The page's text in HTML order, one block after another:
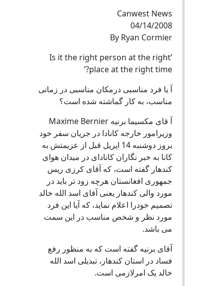
Canwest News
04/14/2008
By Ryan Cormier
’Is it the right person at the right
place at the right time?’
آ یا فرد مناسبی درمکان مناسبی در زمانی
مناسب، به کار گماشته شده است؟
آ قای مکسیما برنیه Maxime Bernier
وزیرامور خارجه کانادا در جریان سفر خود
بروز دوشنبه 14 اپریل قبل از عزیمتش به
کانا به خبر نگاران کانادای در میدان هوای
کندهار گفته است، که آقای کرزی ریس
جمهوری افغانستان هرچه زود تر باید در
مورد والی کندهار یعنی آقای اسد الله خالد
تصمیم خودرا اعلام نماید، که آیا این فرد
مورد نظر و شخص مناسب در این سمت
می باشد.
آقای برنیه گفته است که به منظور رفع
فساد در استان کندهار، تبدیلی اسد الله
خالد یک امرلازمی است.